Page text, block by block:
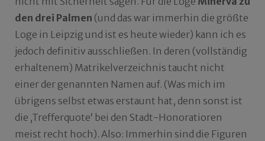
den drei Palmen (und das war immerhin die größte
Loge in Leipzig und ist es heute wieder) kann ich es
jedoch definitiv ausschließen. In deren (vollständig
erhaltenem) Matrikelverzeichnis taucht nicht
einer der genannten Namen auf. (Was mich im
übrigens selbst etwas erstaunt hat, denn sonst ist
die ‚Trefferquote‘ bei den Stadt-Honoratioren
meist recht hoch). Also: Immerhin sind die Figuren